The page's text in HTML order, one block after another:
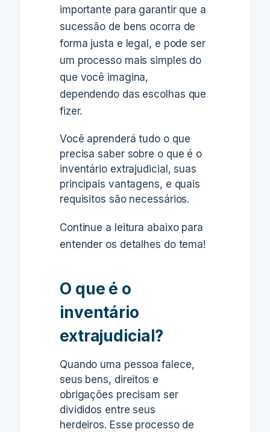
importante para garantir que a
sucessão de bens ocorra de
forma justa e legal, e pode ser
um processo mais simples do
que você imagina,
dependendo das escolhas que
fizer.
Você aprenderá tudo o que
precisa saber sobre o que é o
inventário extrajudicial, suas
principais vantagens, e quais
requisitos são necessários.
Continue a leitura abaixo para
entender os detalhes do tema!
O que é o
inventário
extrajudicial?
Quando uma pessoa falece,
seus bens, direitos e
obrigações precisam ser
divididos entre seus
herdeiros. Esse processo de